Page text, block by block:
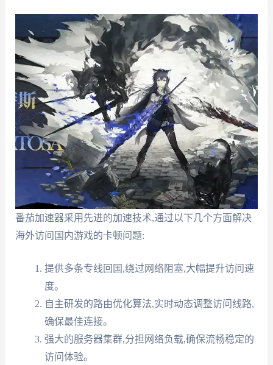
番茄加速器采用先进的加速技术,通过以下几个方面解决
海外访问国内游戏的卡顿问题:
提供多条专线回国,绕过网络阻塞,大幅提升访问速
度。
自主研发的路由优化算法,实时动态调整访问线路,
确保最佳连接。
强大的服务器集群,分担网络负载,确保流畅稳定的
访问体验。